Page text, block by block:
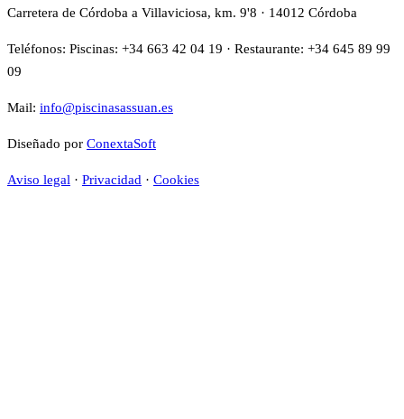
Carretera de Córdoba a Villaviciosa, km. 9'8 · 14012 Córdoba
Teléfonos: Piscinas: +34 663 42 04 19 · Restaurante: +34 645 89 99
09
Mail: info@piscinasassuan.es
Diseñado por ConextaSoft
Aviso legal · Privacidad · Cookies